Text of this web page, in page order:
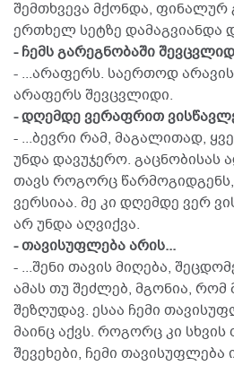
შემთხვევა მქონდა, ფინალურ
ერთხელ სეტზე დამაგვიანდა
- ჩემს გარეგნობაში
- ...არაფერს. საერთოდ
არაფერს შევცვლიდი.
- დღემდე ვერაფრით
- ...ბევრი რამ, მაგალითად,
უნდა დავუჯერო. გაცნობისას
თავს როგორც წარმოგიდგენს,
ვერსიაა. მე კი დღემდე ვერ
არ უნდა აღვიქვა.
- თავისუფლება არის...
- ...შენი თავის მიღება,
ამას თუ შეძლებ, მგონია, რომ
შეზღუდავ. ესაა ჩემი
მაინც აქვს. როგორც კი
შევეხები, ჩემი თავისუფლება